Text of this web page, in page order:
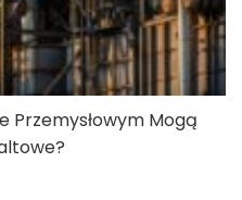
Przemysłowym Mogą